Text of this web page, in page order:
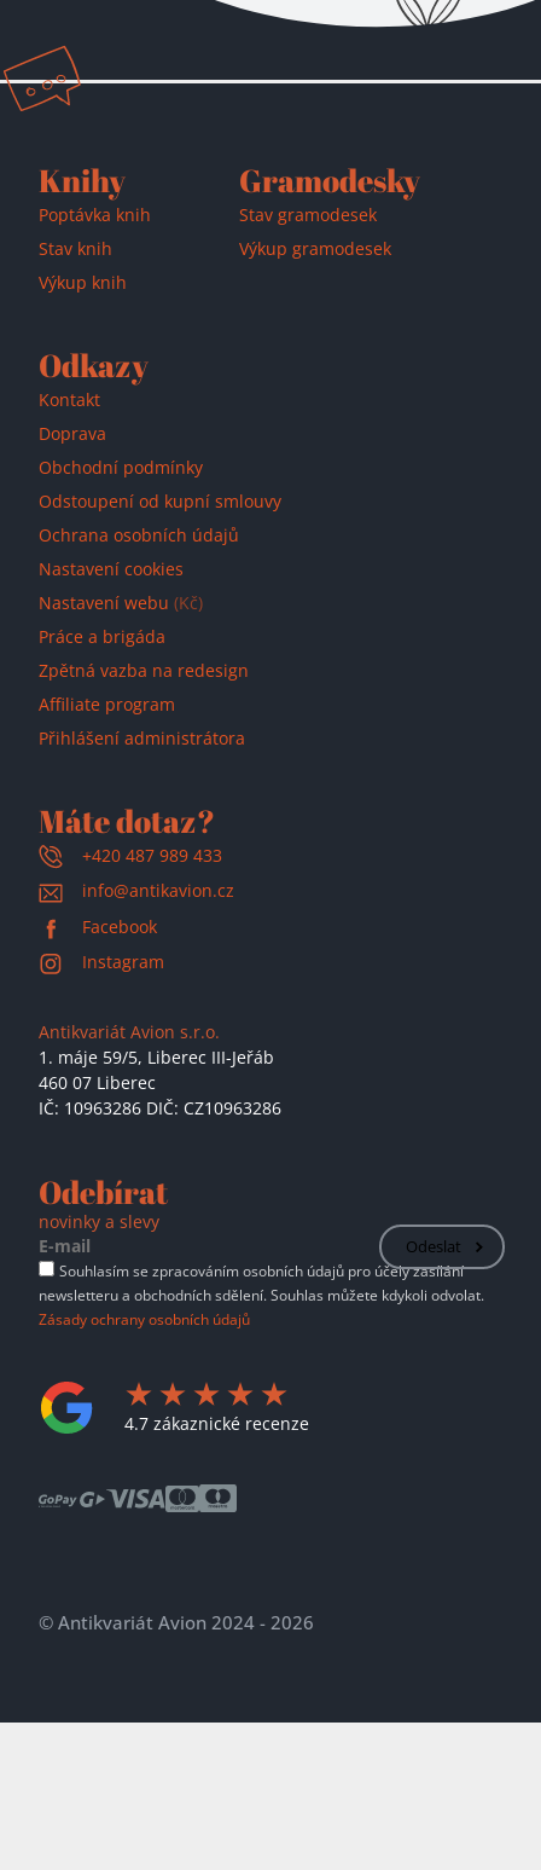
Přidáno do košíku!
Knihy
Poptávka knih
Stav knih
Výkup knih
Gramodesky
Stav gramodesek
Výkup gramodesek
Odkazy
Kontakt
Doprava
Obchodní podmínky
Odstoupení od kupní smlouvy
Ochrana osobních údajů
Nastavení cookies
Nastavení webu (Kč)
Práce a brigáda
Zpětná vazba na redesign
Affiliate program
Přihlášení administrátora
Máte dotaz?
+420 487 989 433
info@antikavion.cz
Facebook
Instagram
Antikvariát Avion s.r.o.
1. máje 59/5, Liberec III-Jeřáb
460 07 Liberec
IČ: 10963286 DIČ: CZ10963286
Odebírat
novinky a slevy
Odeslat
Souhlasím se zpracováním osobních údajů pro účely zasílání
newsletteru a obchodních sdělení. Souhlas můžete kdykoli odvolat.
Zásady ochrany osobních údajů
4.7 zákaznické recenze
© Antikvariát Avion 2024 - 2026